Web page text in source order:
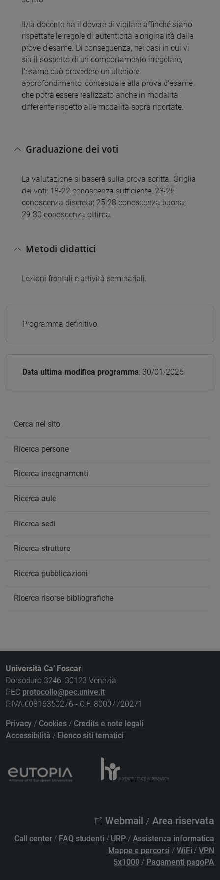
Il/la docente ha il dovere di vigilare affinché siano
rispettate le regole di autenticità e originalità delle
prove d'esame. Di conseguenza, nei casi in cui vi
sia il sospetto di un comportamento irregolare,
l'esame può prevedere un ulteriore
approfondimento, contestuale alla prova d'esame,
che potrà essere realizzato anche in modalità
differente rispetto alle modalità sopra riportate.
Graduazione dei voti
La valutazione si baserà sulla prova scritta. Griglia
dei voti: 18-22 conoscenza sufficiente; 23-25
conoscenza discreta; 25-28 conoscenza buona;
29-30 conoscenza ottima.
Metodi didattici
Lezioni frontali e attività seminariali.
Programma definitivo.
Data ultima modifica programma: 30/01/2026
Cerca nel sito
Ricerca persone
Ricerca insegnamenti
Ricerca aule
Ricerca sedi
Ricerca strutture
Ricerca pubblicazioni
Ricerca risorse bibliografiche
Università Ca’ Foscari
Dorsoduro 3246, 30123 Venezia
PEC protocollo@pec.unive.it
P.IVA 00816350276 - C.F. 80007720271
Privacy / Cookies / Credits e note legali
Accessibilità / Elenco siti tematici
Webmail / Area riservata
Call center / FAQ studenti / URP / Assistenza informatica
Mappe e percorsi / WiFi / VPN
5x1000 / Pagamenti pagoPA